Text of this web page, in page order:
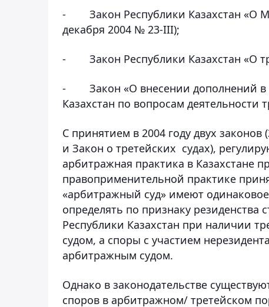
-
Закон Республики Казахстан
декабря 2004 № 23-III);
- Закон Республики Казахстан «О
-
Закон «О внесении дополнений
Казахстан по вопросам деятельности
С принятием в 2004 году двух
и Закон о третейских судах),
арбитражная практика в Казахстане
правоприменительной практике
«арбитражный суд» имеют
определять по признаку резиденства
Республики Казахстан при наличии
судом, а споры с участием
арбитражным судом.
Однако в законодательстве
споров в арбитражном/ третейском